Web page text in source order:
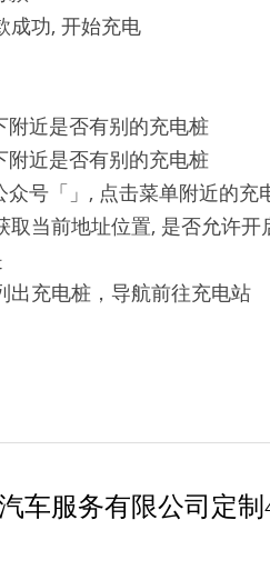
成功, 开始充电
附近是否有别的充电桩
附近是否有别的充电桩
众号「」, 点击菜单附近的充
取当前地址位置, 是否允许开
出充电桩，导航前往充电站
车服务有限公司定制